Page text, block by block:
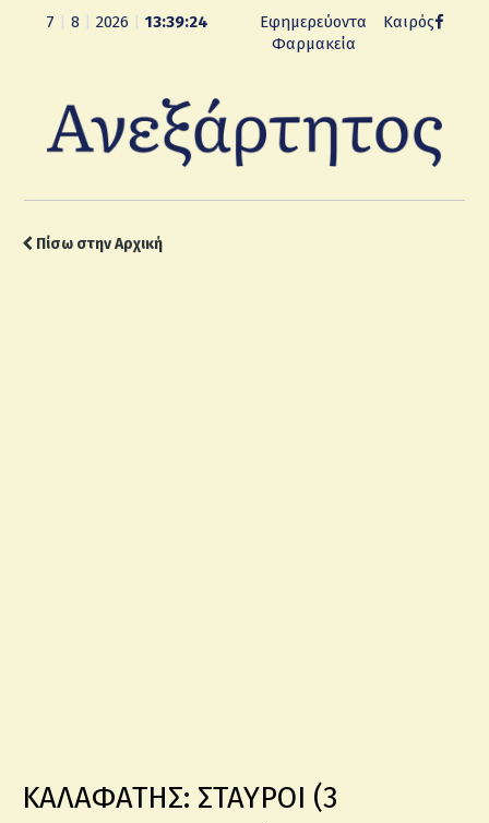
7 8 2026 13:39:25
Εφημερεύοντα
Φαρμακεία
Καιρός
Πίσω στην Αρχική
ΚΑΛΑΦΑΤΗΣ: ΣΤΑΥΡΟΙ (3